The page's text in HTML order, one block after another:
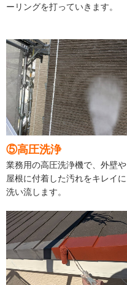
ーリングを打っていきます。
⑤高圧洗浄
業務用の高圧洗浄機で、外壁や
屋根に付着した汚れをキレイに
洗い流します。